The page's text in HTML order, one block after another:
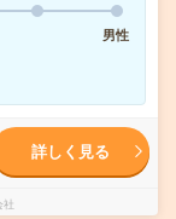
男性
詳しく見る